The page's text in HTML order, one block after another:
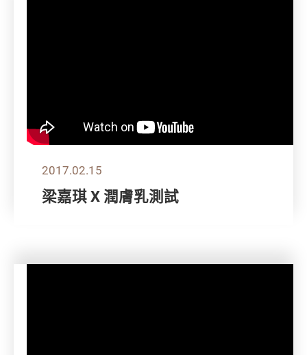
2017.02.15
梁嘉琪 X 潤膚乳測試